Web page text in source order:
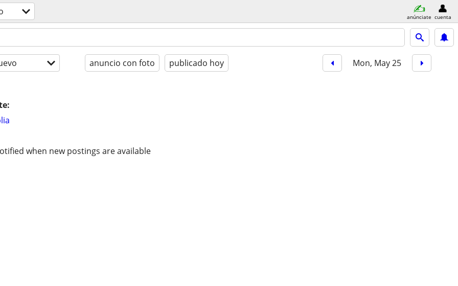
anúnciate cuenta
anuncio con foto publicado hoy Mon, May 25
when new postings are available